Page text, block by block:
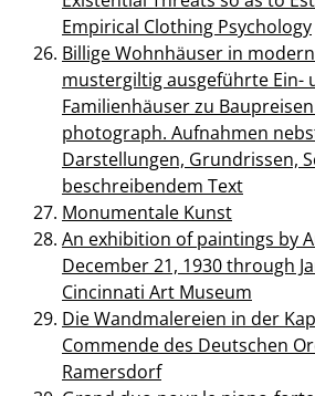
Empirical Clothing Psychology
Billige Wohnhäuser in
mustergiltig ausgeführte Ein-
Familienhäuser zu
photograph. Aufnahmen
Darstellungen, Grundrissen,
beschreibendem Text
Monumentale Kunst
An exhibition of paintings by
December 21, 1930 through
Cincinnati Art Museum
Die Wandmalereien in der
Commende des Deutschen
Ramersdorf